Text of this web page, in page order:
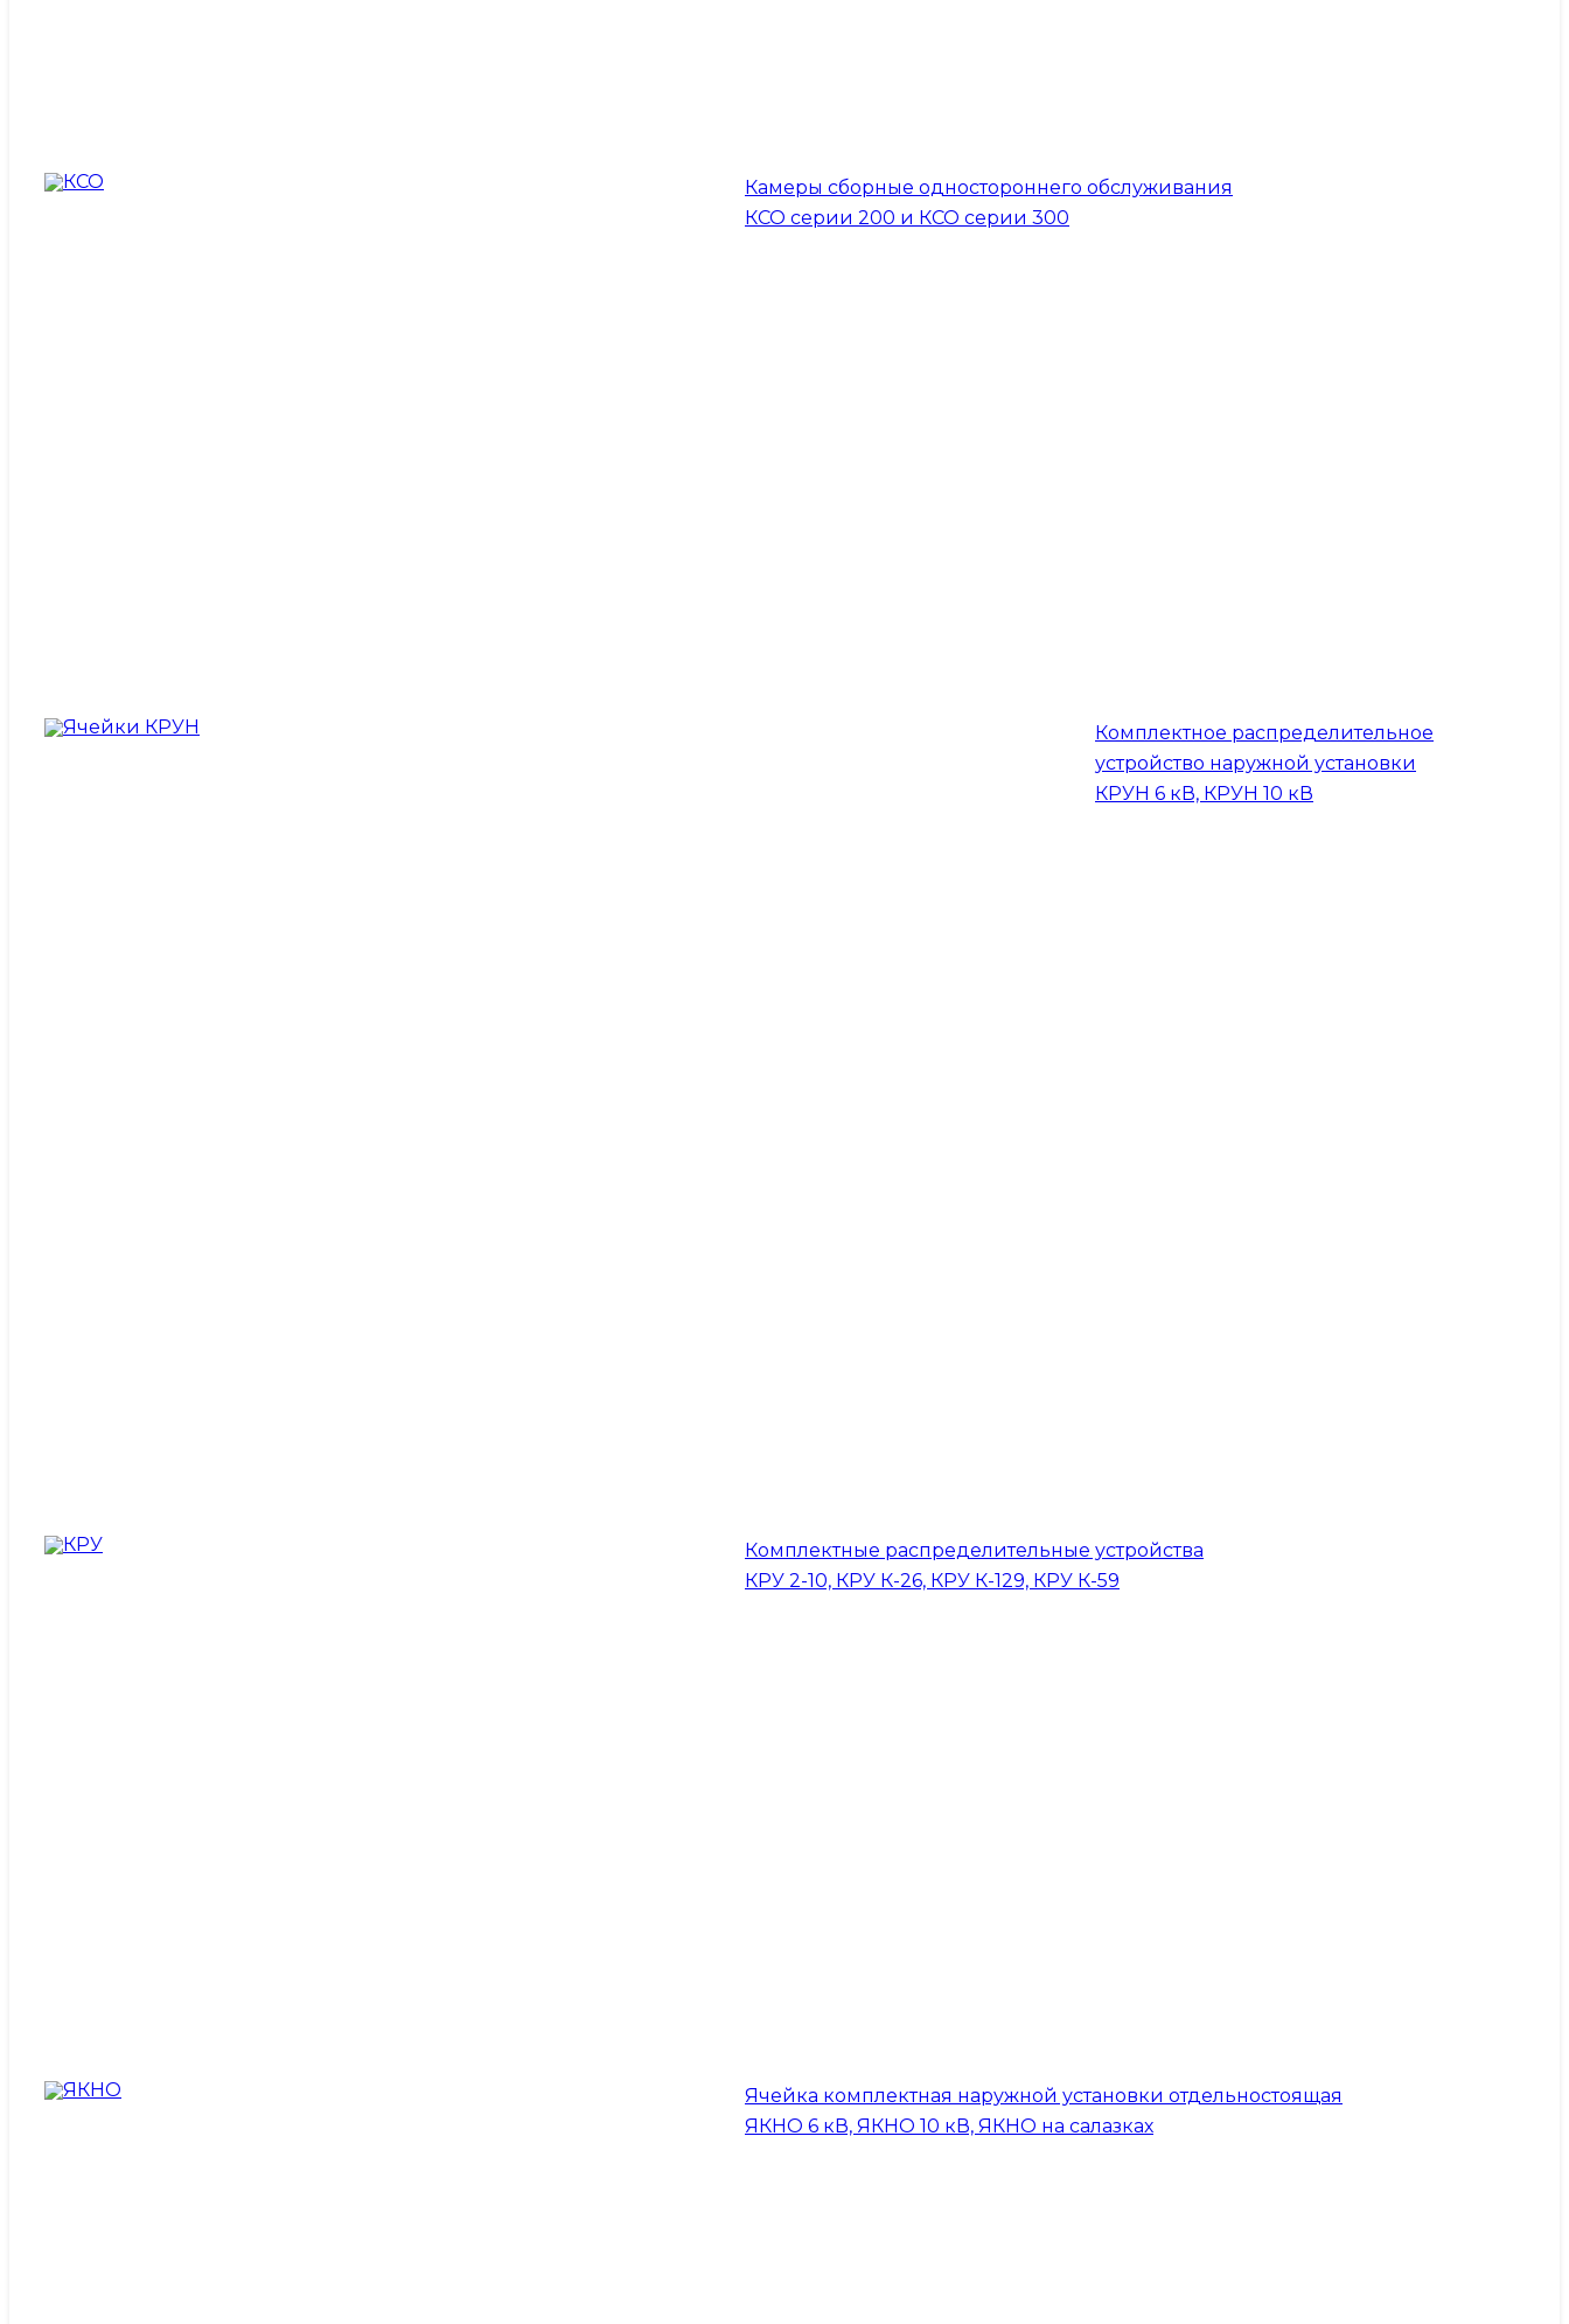
Камеры сборные одностороннего обслуживания
КСО серии 200 и КСО серии 300
Комплектное распределительное
устройство наружной установки
КРУН 6 кВ, КРУН 10 кВ
Комплектные распределительные устройства
КРУ 2-10, КРУ К-26, КРУ К-129, КРУ К-59
Ячейка комплектная наружной установки отдельностоящая
ЯКНО 6 кВ, ЯКНО 10 кВ, ЯКНО на салазках